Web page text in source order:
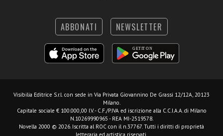
ABBONATI NEWSLETTER
Visibilia Editrice S.r.l. con sede in Via Privata Giovannino De Grassi 12/12A, 20123
Milano.
Capitale sociale € 100.000,00 I.V. - C.F./P.IVA ed iscrizione alla C.C.I.A.A. di Milano
N.10269990965 - REA MI-2519578.
Novella 2000 © 2026. Iscritta al ROC con il n.37767. Tutti i diritti di proprietà
letteraria ed artistica riservati.